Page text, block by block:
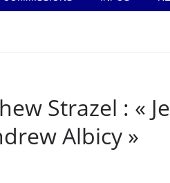
Strazel : «
Albicy »